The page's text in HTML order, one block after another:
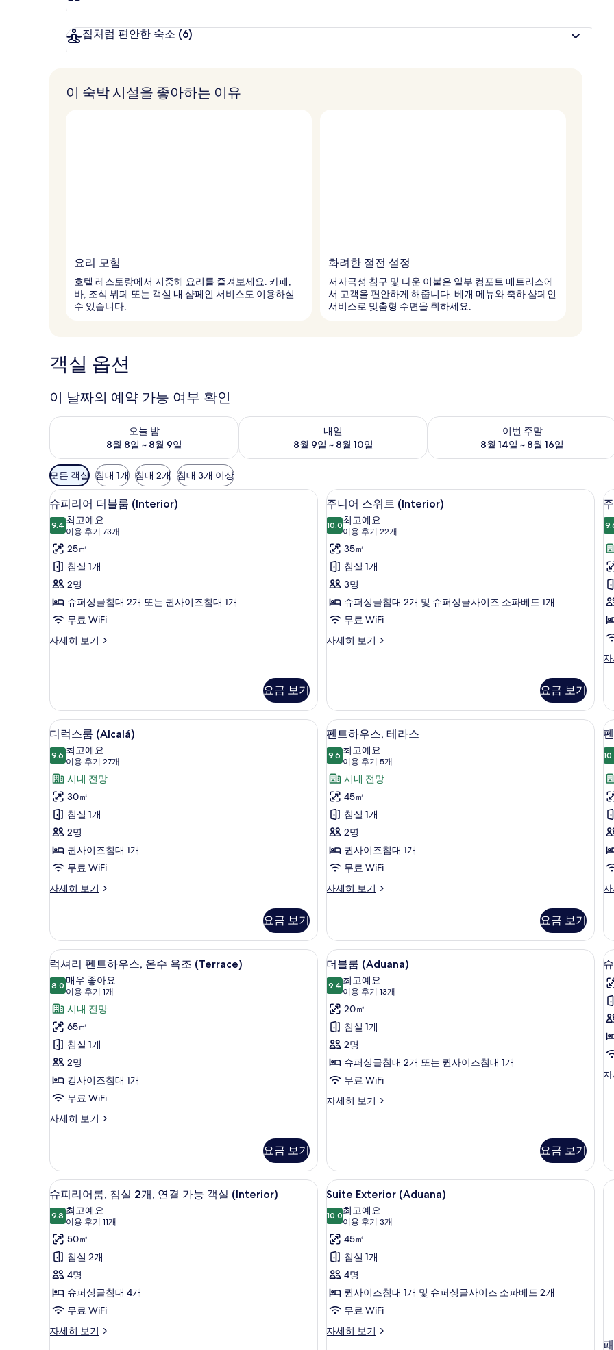
집처럼 편안한 숙소 (6)
이 숙박 시설을 좋아하는 이유
요리 모험
호텔 레스토랑에서 지중해 요리를 즐겨보세요. 카페,
바, 조식 뷔페 또는 객실 내 샴페인 서비스도 이용하실
수 있습니다.
화려한 절전 설정
저자극성 침구 및 다운 이불은 일부 컴포트 매트리스에
서 고객을 편안하게 해줍니다. 베개 메뉴와 축하 샴페인
서비스로 맞춤형 수면을 취하세요.
객실 옵션
이 날짜의 예약 가능 여부 확인
오늘 밤
8월 8일 ~ 8월 9일
오늘 밤 예약 가능 여부 확인, 8월 8일 ~ 8월 9일
내일
8월 9일 ~ 8월 10일
내일 예약 가능 여부 확인, 8월 9일 ~ 8월 10일
이번 주말
8월 14일 ~ 8월 16일
이번 주말 예약 가능 여부 확인, 8월 14
객
실
에
사
용
가
능
한
필
터
모든 객실 침대 1개 침대 2개 침대 3개 이상
슈
피
리
어
더
블
룸
(Interior)
사
보
기
저자극성 침구, 오리/거위털 이불, 셀렉트 컴포트 침대, 미니바
8
슈피리어 더블룸 (Interior)
9.49.4점 만점 중 10점
최고예요
이용 후기 73개
(이
용
후
기
73
개)
25㎡
침실 1개
2명
슈퍼싱글침대 2개 또는 퀸사이즈침대 1개
무료 WiFi
자세히 보기
슈
블
룸
(Interior)
자
세
히
보
기
요금 보기
주
니
어
스
위
트
(Interior)
사
진
기
주니어 스위트 (Interior) | 저자극성 침
10
주니어 스위트 (Interior)
10.010.0점 만점 중 10점
최고예요
이용 후기 22개
(이
용
후
기
22
개)
35㎡
침실 1개
3명
슈퍼싱글침대 2개 및 슈퍼싱글사이즈 소파베드 1개
무료 WiFi
자세히 보기
주
트
(Interior)
자
세
히
보
기
요금 보기
주
위
트
세
보
기
디
럭
스
룸
(Alcalá)
사
진
모
두
보
디럭스룸 (Alcalá) | 저자극성 침구, 오리/거위털 이불, 셀렉트 컴포트 침대, 미니바
6
디럭스룸 (Alcalá)
9.69.6점 만점 중 10점
최고예요
이용 후기 27개
(이
용
후
기
27
개)
시내 전망
30㎡
침실 1개
2명
퀸사이즈침대 1개
무료 WiFi
자세히 보기
디
(Alcalá)
자
세
히
보
요금 보기
펜
트
하
우
스,
테
라
스
사
진
보
기
저자극성 침구, 오리/거위털 이불, 셀렉
11
펜트하우스, 테라스
9.69.6점 만점 중 10점
최고예요
이용 후기 5개
(이
용
후
기
5
개)
시내 전망
45㎡
침실 1개
2명
퀸사이즈침대 1개
무료 WiFi
자세히 보기
펜
스,
테
라
스
자
히
보
기
요금 보기
펜
펜
스,
온
수
욕
조
자
세
히
보
기
럭
셔
리
펜
트
하
우
스,
온
수
(Terrace)
사
진
모
두
보
기
럭셔리 펜트하우스, 온수 욕조 (Terrace) | 저자극성 침구, 오리/거위털 이불, 셀렉트 컴포트 침대, 미니바
8
럭셔리 펜트하우스, 온수 욕조 (Terrace)
8.08.0점 만점 중 10점
매우 좋아요
이용 후기 1개
(이
용
후
기
개)
시내 전망
65㎡
침실 1개
2명
킹사이즈침대 1개
무료 WiFi
자세히 보기
럭
트
하
우
스,
온
욕
조
(Terrace)
자
세
보
기
요금 보기
더
블
룸
(Aduana)
사
진
모
두
보
저자극성 침구, 오리/거위털 이불, 셀렉
5
더블룸 (Aduana)
9.49.4점 만점 중 10점
최고예요
이용 후기 13개
(이
용
후
기
13
개)
20㎡
침실 1개
2명
슈퍼싱글침대 2개 또는 퀸사이즈침대 1개
무료 WiFi
자세히 보기
더
세
히
보
기
요금 보기
더
기
슈
자
세
슈
피
리
어
룸,
침
실
2
개,
슈피리어룸, 침실 2개, 연결 가능 객실 (Interior) | 저자극성 침구, 오리/거위털 이불, 셀렉트 컴포트 침대, 미니바
4
슈피리어룸, 침실 2개, 연결 가능 객실 (Interior)
9.89.8점 만점 중 10점
최고예요
이용 후기 11개
(이
용
후
기
11
개)
50㎡
침실 2개
4명
슈퍼싱글침대 4개
무료 WiFi
자세히 보기
슈
Suite
Exterior
(Aduana)
사
진
모
두
보
기
Suite Exterior (Aduana) | 저자극성 침
15
Suite Exterior (Aduana)
10.010.0점 만점 중 10점
최고예요
이용 후기 3개
(이
용
후
기
3
개)
45㎡
침실 1개
4명
퀸사이즈침대 1개 및 슈퍼싱글사이즈 소파베드 2개
무료 WiFi
자세히 보기
Suite